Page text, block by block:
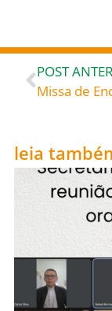
POST
leia